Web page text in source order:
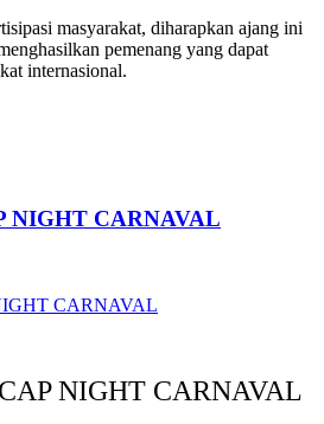
masyarakat, diharapkan ajang ini
pemenang yang dapat
internasional.
NIGHT CARNAVAL
NIGHT CARNAVAL